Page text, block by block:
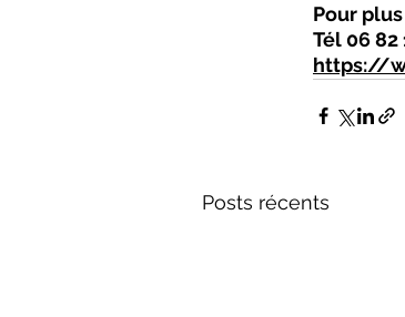
Pour
Tél 06 82
https://
Posts récents